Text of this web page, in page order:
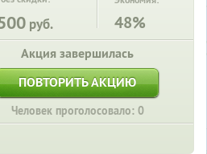
руб. 48%
Акция завершилась
ПОВТОРИТЬ АКЦИЮ
Человек проголосовало: 0